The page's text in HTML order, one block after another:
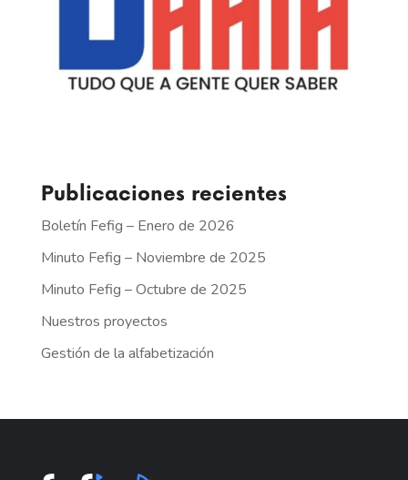
Publicaciones recientes
Boletín Fefig – Enero de 2026
Minuto Fefig – Noviembre de 2025
Minuto Fefig – Octubre de 2025
Nuestros proyectos
Gestión de la alfabetización